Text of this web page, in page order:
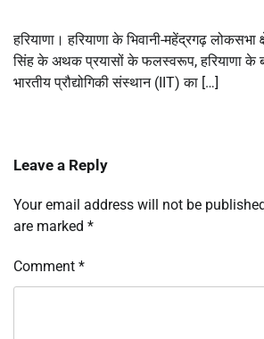
हरियाणा। हरियाणा के भिवानी-महेंद्रगढ़ लोकसभा
सिंह के अथक प्रयासों के फलस्वरूप, हरियाणा के
भारतीय प्रौद्योगिकी संस्थान (IIT) का […]
Leave a Reply
Your email address will not be
are marked *
Comment *